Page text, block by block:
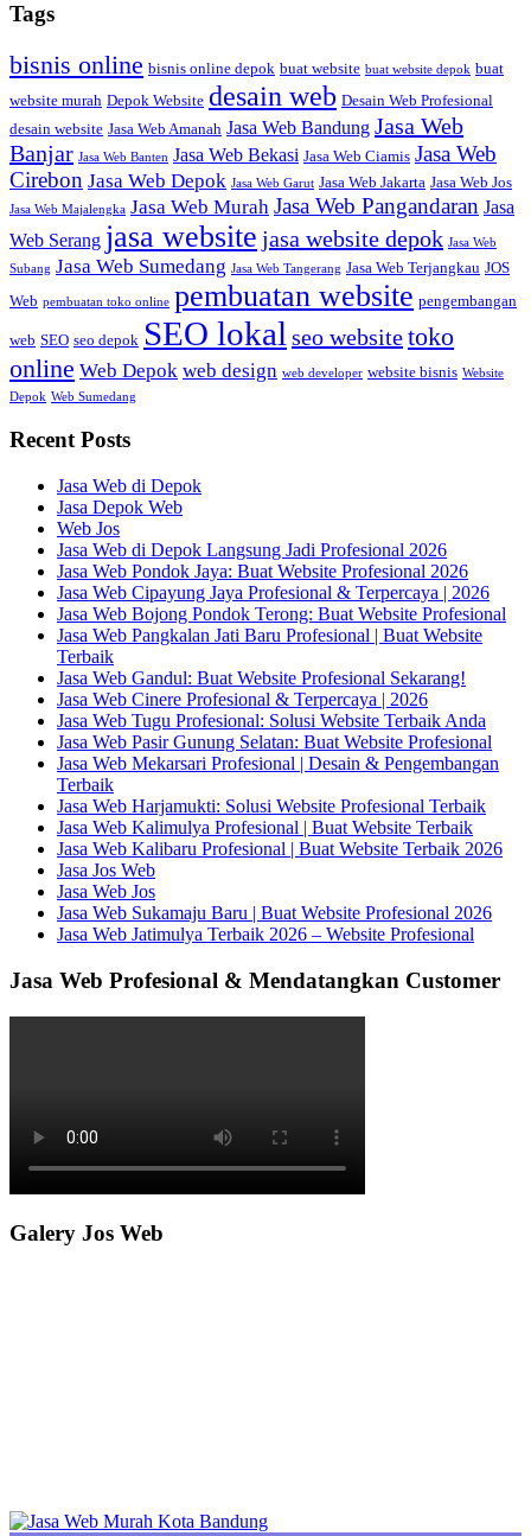
Tags
bisnis online bisnis online depok buat website buat website depok buat
website murah Depok Website desain web Desain Web Profesional
desain website Jasa Web Amanah Jasa Web Bandung Jasa Web
Banjar Jasa Web Banten Jasa Web Bekasi Jasa Web Ciamis Jasa Web
Cirebon Jasa Web Depok Jasa Web Garut Jasa Web Jakarta Jasa Web Jos
Jasa Web Majalengka Jasa Web Murah Jasa Web Pangandaran Jasa
Web Serang jasa website jasa website depok Jasa Web
Subang Jasa Web Sumedang Jasa Web Tangerang Jasa Web Terjangkau JOS
Web pembuatan toko online pembuatan website pengembangan
web SEO seo depok SEO lokal seo websitetoko
online Web Depok web design web developer website bisnis Website
Depok Web Sumedang
Recent Posts
Jasa Web di Depok
Jasa Depok Web
Web Jos
Jasa Web di Depok Langsung Jadi Profesional 2026
Jasa Web Pondok Jaya: Buat Website Profesional 2026
Jasa Web Cipayung Jaya Profesional & Terpercaya | 2026
Jasa Web Bojong Pondok Terong: Buat Website Profesional
Jasa Web Pangkalan Jati Baru Profesional | Buat Website
Terbaik
Jasa Web Gandul: Buat Website Profesional Sekarang!
Jasa Web Cinere Profesional & Terpercaya | 2026
Jasa Web Tugu Profesional: Solusi Website Terbaik Anda
Jasa Web Pasir Gunung Selatan: Buat Website Profesional
Jasa Web Mekarsari Profesional | Desain & Pengembangan
Terbaik
Jasa Web Harjamukti: Solusi Website Profesional Terbaik
Jasa Web Kalimulya Profesional | Buat Website Terbaik
Jasa Web Kalibaru Profesional | Buat Website Terbaik 2026
Jasa Jos Web
Jasa Web Jos
Jasa Web Sukamaju Baru | Buat Website Profesional 2026
Jasa Web Jatimulya Terbaik 2026 – Website Profesional
Jasa Web Profesional & Mendatangkan Customer
Galery Jos Web